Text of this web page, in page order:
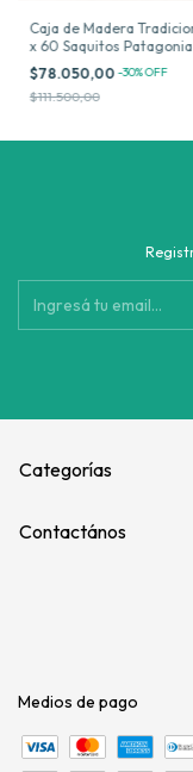
Caja de Madera
x 60 Saquitos Patagonia
$78.050,00 -30%OFF
$111.500,00
Categorías
Contactános
Medios de pago